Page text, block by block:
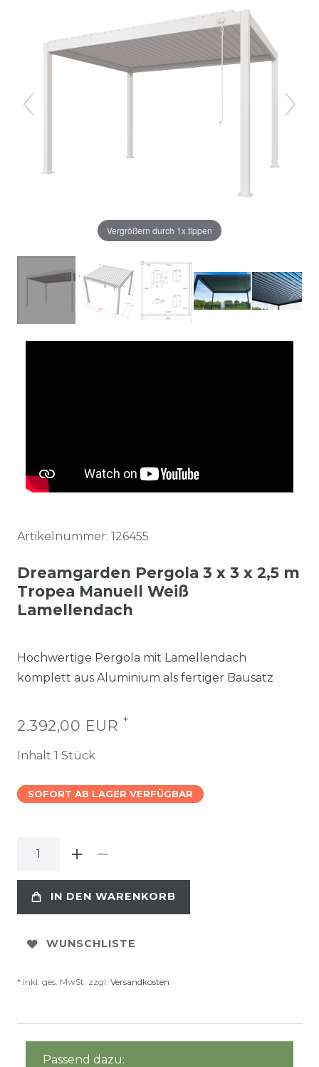
Vergrößern durch 1x tippen
Artikelnummer: 126455
Dreamgarden Pergola 3 x 3 x 2,5 m
Tropea Manuell Weiß
Lamellendach
Hochwertige Pergola mit Lamellendach
komplett aus Aluminium als fertiger Bausatz
2.392,00 EUR *
Inhalt 1 Stück
SOFORT AB LAGER VERFÜGBAR
IN DEN WARENKORB
WUNSCHLISTE
* inkl. ges. MwSt. zzgl. Versandkosten
Passend dazu: